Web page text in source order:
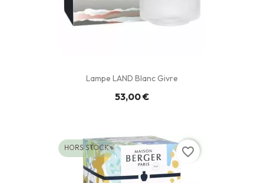
Lampe LAND Blanc Givre
53,00 €
HORS STOCK favorite_border